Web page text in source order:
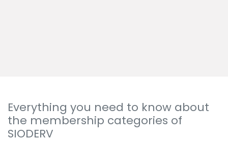
Everything you need to know about
the membership categories of
SIODERV